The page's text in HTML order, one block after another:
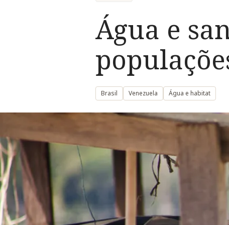
Água e
Brasil Venezuela Água e habitat